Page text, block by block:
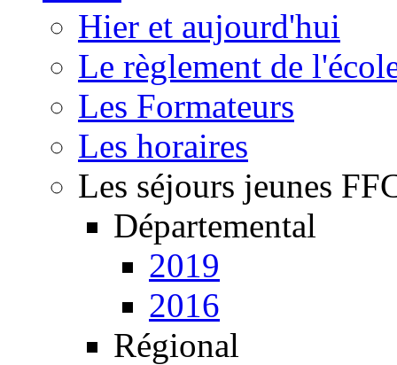
Hier et aujourd'hui
Le règlement de
Les Formateurs
Les horaires
Les séjours jeunes
Départemental
2019
2016
Régional